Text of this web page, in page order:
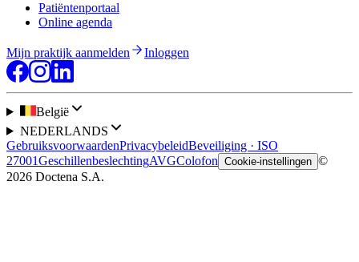
Patiëntenportaal
Online agenda
Mijn praktijk aanmelden Inloggen
België
NEDERLANDS
GebruiksvoorwaardenPrivacybeleidBeveiliging · ISO
27001GeschillenbeslechtingAVGColofon Cookie-instellingen ©
2026 Doctena S.A.